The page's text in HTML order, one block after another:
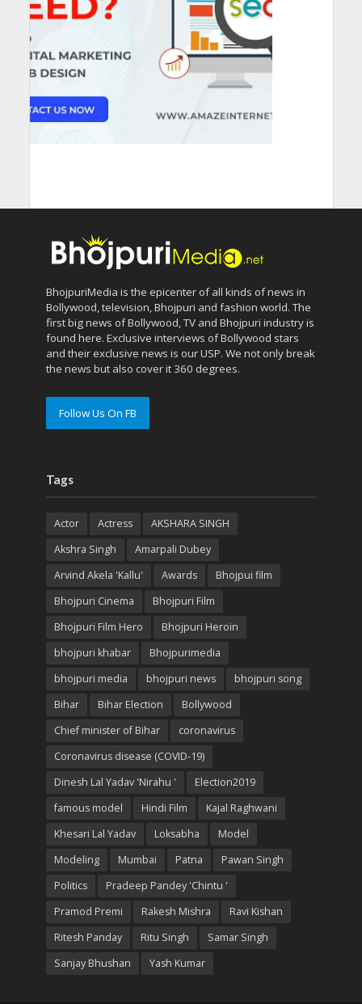
BhojpuriMedia is the epicenter of all kinds of news in
Bollywood, television, Bhojpuri and fashion world. The
first big news of Bollywood, TV and Bhojpuri industry is
found here. Exclusive interviews of Bollywood stars
and their exclusive news is our USP. We not only break
the news but also cover it 360 degrees.
Follow Us On FB
Tags
Actor Actress
AKSHARA SINGH
Akshra Singh
Amarpali Dubey
Arvind Akela 'Kallu'
Awards
Bhojpui film
Bhojpuri Cinema
Bhojpuri Film
Bhojpuri Film Hero
Bhojpuri Heroin
bhojpuri khabar
Bhojpurimedia
bhojpuri media
bhojpuri news
bhojpuri song
Bihar
Bihar Election
Bollywood
Chief minister of Bihar
coronavirus
Coronavirus disease (COVID-19)
Dinesh Lal Yadav 'Nirahu '
Election2019
famous model
Hindi Film
Kajal Raghwani
Khesari Lal Yadav
Loksabha
Model
Modeling
Mumbai Patna
Pawan Singh
Politics
Pradeep Pandey 'Chintu '
Pramod Premi
Rakesh Mishra
Ravi Kishan
Ritesh Panday
Ritu Singh
Samar Singh
Sanjay Bhushan
Yash Kumar